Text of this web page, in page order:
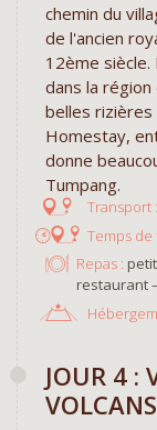
chemin du
de l'ancien
12ème
dans la
belles
Homestay,
donne
Tumpang.
Repas :
restaurant
JOUR 4 :